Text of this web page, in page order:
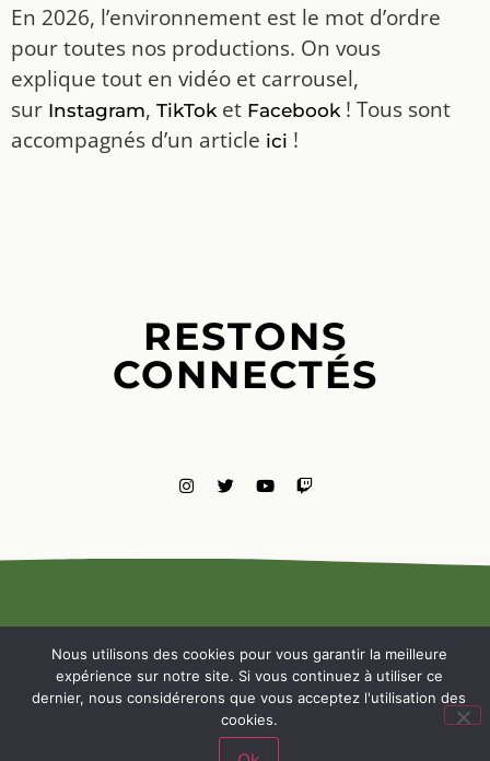
En 2026, l’environnement est le mot d’ordre
pour toutes nos productions. On vous
explique tout en vidéo et carrousel,
sur Instagram, TikToket Facebook! Tous sont
accompagnés d’un article ici !
RESTONS
CONNECTÉS
MENTIONS
LÉGALES
NOUS
Nous utilisons des cookies pour vous garantir la meilleure
expérience sur notre site. Si vous continuez à utiliser ce
dernier, nous considérerons que vous acceptez l'utilisation des
cookies.